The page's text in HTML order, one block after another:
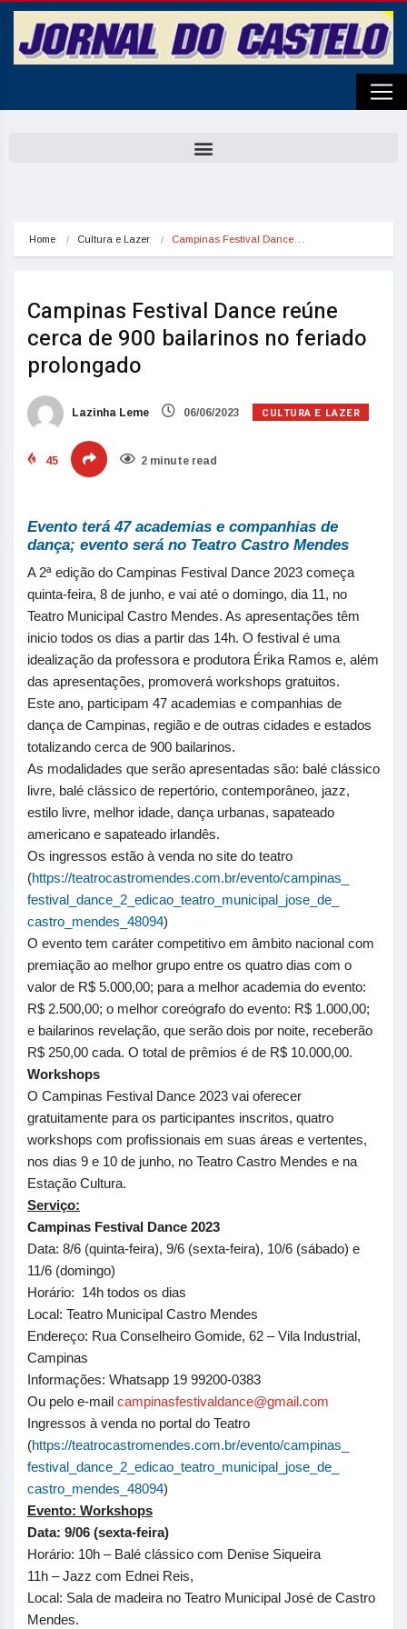
Home Cultura e Lazer Campinas Festival Dance…
Campinas Festival Dance reúne
cerca de 900 bailarinos no feriado
prolongado
Lazinha Leme 06/06/2023 CULTURA E LAZER
45 2 minute read
Evento terá 47 academias e companhias de
dança; evento será no Teatro Castro Mendes
A 2ª edição do Campinas Festival Dance 2023 começa
quinta-feira, 8 de junho, e vai até o domingo, dia 11, no
Teatro Municipal Castro Mendes. As apresentações têm
inicio todos os dias a partir das 14h. O festival é uma
idealização da professora e produtora Érika Ramos e, além
das apresentações, promoverá workshops gratuitos.
Este ano, participam 47 academias e companhias de
dança de Campinas, região e de outras cidades e estados
totalizando cerca de 900 bailarinos.
As modalidades que serão apresentadas são: balé clássico
livre, balé clássico de repertório, contemporâneo, jazz,
estilo livre, melhor idade, dança urbanas, sapateado
americano e sapateado irlandês.
Os ingressos estão à venda no site do teatro
(https://teatrocastromendes.com.br/evento/campinas_
festival_dance_2_edicao_ teatro_municipal_jose_de_
castro_mendes_48094)
O evento tem caráter competitivo em âmbito nacional com
premiação ao melhor grupo entre os quatro dias com o
valor de R$ 5.000,00; para a melhor academia do evento:
R$ 2.500,00; o melhor coreógrafo do evento: R$ 1.000,00;
e bailarinos revelação, que serão dois por noite, receberão
R$ 250,00 cada. O total de prêmios é de R$ 10.000,00.
Workshops
O Campinas Festival Dance 2023 vai oferecer
gratuitamente para os participantes inscritos, quatro
workshops com profissionais em suas áreas e vertentes,
nos dias 9 e 10 de junho, no Teatro Castro Mendes e na
Estação Cultura.
Serviço:
Campinas Festival Dance 2023
Data: 8/6 (quinta-feira), 9/6 (sexta-feira), 10/6 (sábado) e
11/6 (domingo)
Horário: 14h todos os dias
Local: Teatro Municipal Castro Mendes
Endereço: Rua Conselheiro Gomide, 62 – Vila Industrial,
Campinas
Informações: Whatsapp 19 99200-0383
Ou pelo e-mail campinasfestivaldance@gmail.com
Ingressos à venda no portal do Teatro
(https://teatrocastromendes.com.br/evento/campinas_
festival_dance_2_edicao_ teatro_municipal_jose_de_
castro_mendes_48094)
Evento: Workshops
Data: 9/06 (sexta-feira)
Horário: 10h – Balé clássico com Denise Siqueira
11h – Jazz com Ednei Reis,
Local: Sala de madeira no Teatro Municipal José de Castro
Mendes.